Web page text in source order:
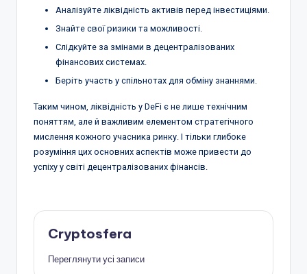
Аналізуйте ліквідність активів перед інвестиціями.
Знайте свої ризики та можливості.
Слідкуйте за змінами в децентралізованих
фінансових системах.
Беріть участь у спільнотах для обміну знаннями.
Таким чином, ліквідність у DeFi є не лише технічним
поняттям, але й важливим елементом стратегічного
мислення кожного учасника ринку. І тільки глибоке
розуміння цих основних аспектів може привести до
успіху у світі децентралізованих фінансів.
Cryptosfera
Переглянути усі записи